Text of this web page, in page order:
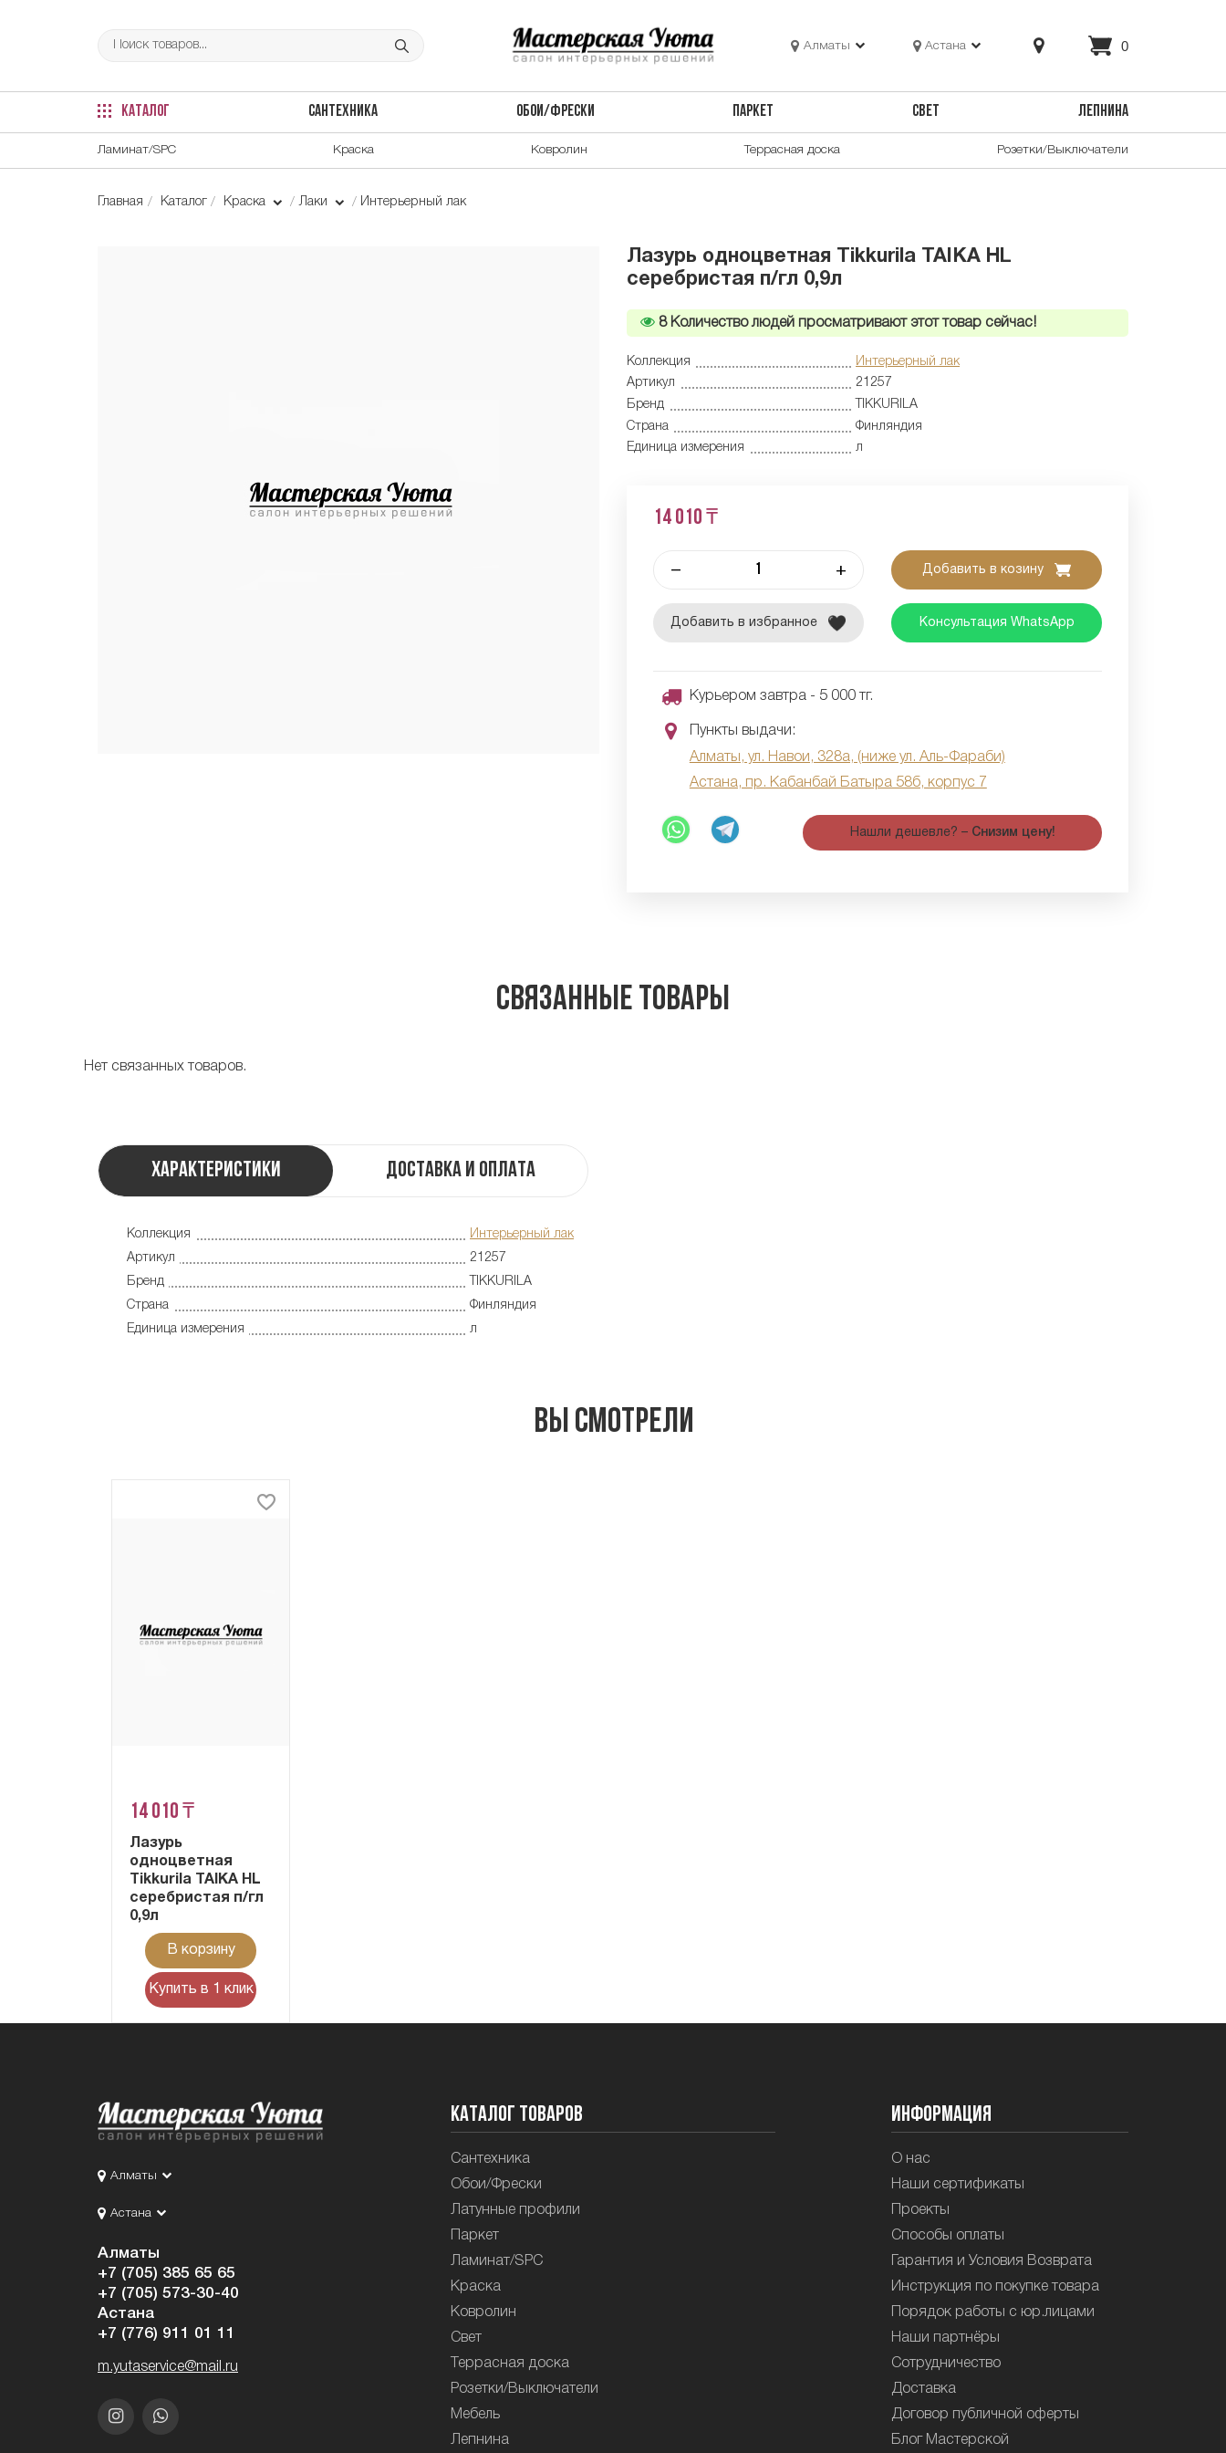
Алматы Астана 0
КАТАЛОГ САНТЕХНИКА ОБОИ/ФРЕСКИ ПАРКЕТ СВЕТ ЛЕПНИНА
Ламинат/SPC Краска Ковролин Террасная доска Розетки/Выключатели
Главная Каталог Краска Лаки Интерьерный лак
Лазурь одноцветная Tikkurila TAIKA HL
серебристая п/гл 0,9л
8Количество людей просматривают этот товар сейчас!
Коллекция
Интерьерный лак
Артикул
21257
Бренд
TIKKURILA
Страна
Финляндия
Единица измерения
л
14 010 ₸
– + Добавить в козину
Добавить в избранное Консультация WhatsApp
Курьером завтра - 5 000 тг.
Пункты выдачи:
Алматы, ул. Навои, 328а, (ниже ул. Аль-Фараби)
Астана, пр. Кабанбай Батыра 58б, корпус 7
Нашли дешевле? – Снизим цену!
Связанные товары
Нет связанных товаров.
Характеристики Доставка и оплата
Коллекция
Интерьерный лак
Артикул
21257
Бренд
TIKKURILA
Страна
Финляндия
Единица измерения
л
Вы смотрели
14 010 ₸
Лазурь
одноцветная
Tikkurila TAIKA HL
серебристая п/гл
0,9л
В корзину
Купить в 1 клик
Алматы
Астана
Алматы
+7 (705) 385 65 65
+7 (705) 573-30-40
Астана
+7 (776) 911 01 11
m.yutaservice@mail.ru
Каталог товаров
Сантехника
Обои/Фрески
Латунные профили
Паркет
Ламинат/SPC
Краска
Ковролин
Свет
Террасная доска
Розетки/Выключатели
Мебель
Лепнина
Информация
О нас
Наши сертификаты
Проекты
Способы оплаты
Гарантия и Условия Возврата
Инструкция по покупке товара
Порядок работы с юр.лицами
Наши партнёры
Сотрудничество
Доставка
Договор публичной оферты
Блог Мастерской